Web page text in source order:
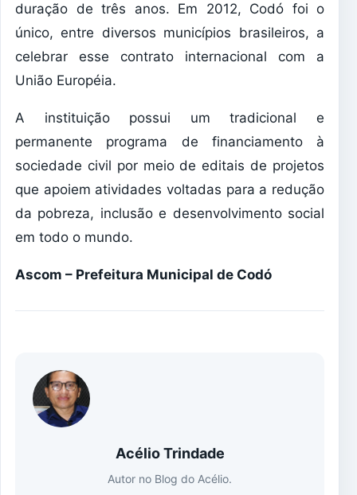
duração de três anos. Em 2012, Codó foi o
único, entre diversos municípios brasileiros, a
celebrar esse contrato internacional com a
União Européia.
A instituição possui um tradicional e
permanente programa de financiamento à
sociedade civil por meio de editais de projetos
que apoiem atividades voltadas para a redução
da pobreza, inclusão e desenvolvimento social
em todo o mundo.
Ascom – Prefeitura Municipal de Codó
Acélio Trindade
Autor no Blog do Acélio.